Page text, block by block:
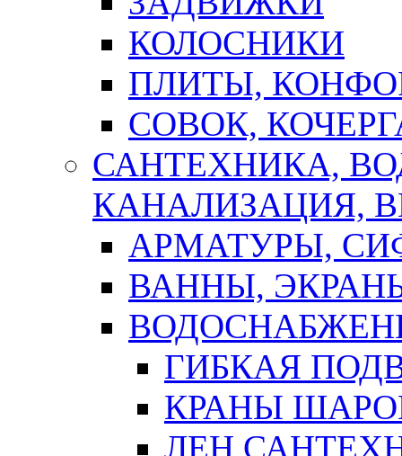
КОЛОСНИКИ
ПЛИТЫ,
СОВОК,
САНТЕХНИКА,
КАНАЛИЗАЦИЯ,
АРМАТУРЫ,
ВАННЫ,
ГИБКАЯ
КРАНЫ
ЛЕН